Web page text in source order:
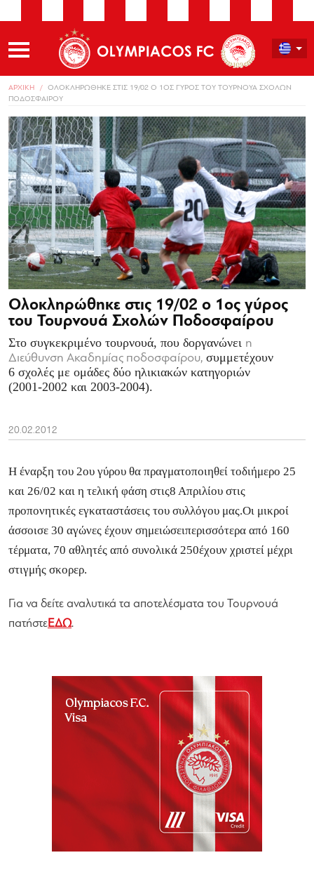
ΑΡΧΙΚΗ
ΟΛΟΚΛΗΡΩΘΗΚΕ ΣΤΙΣ 19/02 Ο 1ΟΣ ΓΥΡΟΣ ΤΟΥ ΤΟΥΡΝΟΥΑ ΣΧΟΛΩΝ
ΠΟΔΟΣΦΑΙΡΟΥ
Ολοκληρώθηκε στις 19/02 ο 1ος γύρος
του Τουρνουά Σχολών Ποδοσφαίρου
Στο συγκεκριμένο τουρνουά, που δοργανώνει η
Διεύθυνση Ακαδημίας ποδοσφαίρου, συμμετέχουν
6 σχολές με ομάδες δύο ηλικιακών κατηγοριών
(2001-2002 και 2003-2004).
20.02.2012
Η έναρξη του 2ου γύρου θα πραγματοποιηθεί τοδιήμερο 25
και 26/02 και η τελική φάση στις8 Απριλίου στις
προπονητικές εγκαταστάσεις του συλλόγου μας.Οι μικροί
άσσοισε 30 αγώνες έχουν σημειώσειπερισσότερα από 160
τέρματα, 70 αθλητές από συνολικά 250έχουν χριστεί μέχρι
στιγμής σκορερ.
Για να δείτε αναλυτικά τα αποτελέσματα του Τουρνουά
πατήστεΕΔΩ.